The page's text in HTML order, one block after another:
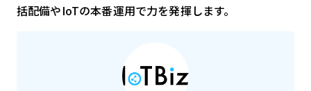
括配備やIoTの本番運用で力を発揮します。